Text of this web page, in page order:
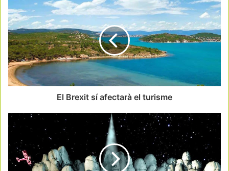
El Brexit sí afectarà el turisme